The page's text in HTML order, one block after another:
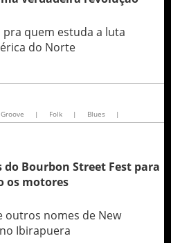
quem estuda a luta
do Norte
Groove | Folk | Blues |
do Bourbon Street Fest para
os motores
outros nomes de New
Ibirapuera